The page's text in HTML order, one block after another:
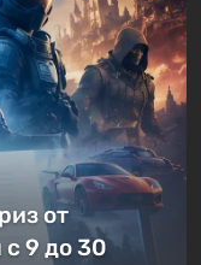
от
9 до 30